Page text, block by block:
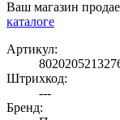
Ваш магазин
каталоге
Артикул:
Штрихкод:
---
Бренд: